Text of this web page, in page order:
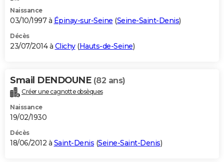
Naissance
03/10/1997 à Épinay-sur-Seine (Seine-Saint-Denis)
Décès
23/07/2014 à Clichy(Hauts-de-Seine)
Smail DENDOUNE (82 ans)
Créer une cagnotte obsèques
Naissance
19/02/1930
Décès
18/06/2012 à Saint-Denis (Seine-Saint-Denis)